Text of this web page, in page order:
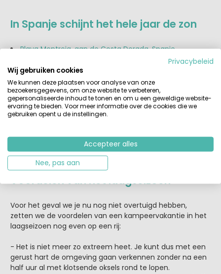
In Spanje schijnt het hele jaar de zon
Playa Montroig, aan de Costa Dorada, Spanje
Vilanova Park, Costa Dorada, Spanje
Internacional de Calonge, Costa Brava, Spanje
Südsee Camp, in de Harz, Duitsland
Voordelen van het laagseizoen
Voor het geval we je nu nog niet overtuigd hebben,
zetten we de voordelen van een kampeervakantie in het
laagseizoen nog even op een rij:
- Het is niet meer zo extreem heet. Je kunt dus met een
gerust hart de omgeving gaan verkennen zonder na een
half uur al met klotsende oksels rond te lopen.
Privacybeleid
Wij gebruiken cookies
We kunnen deze plaatsen voor analyse van onze
bezoekersgegevens, om onze website te verbeteren,
gepersonaliseerde inhoud te tonen en om u een geweldige website-
ervaring te bieden. Voor meer informatie over de cookies die we
gebruiken opent u de instellingen.
Accepteer alles
Nee, pas aan